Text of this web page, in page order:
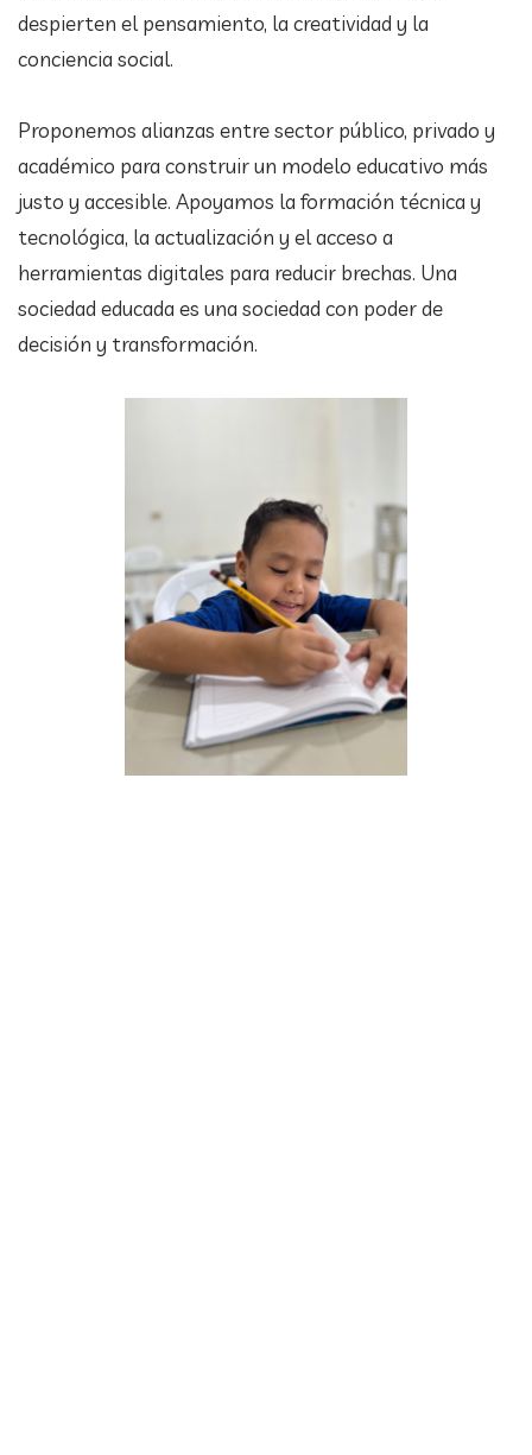
despierten el pensamiento, la creatividad y la
conciencia social.
Proponemos alianzas entre sector público, privado y
académico para construir un modelo educativo más
justo y accesible. Apoyamos la formación técnica y
tecnológica, la actualización y el acceso a
herramientas digitales para reducir brechas. Una
sociedad educada es una sociedad con poder de
decisión y transformación.